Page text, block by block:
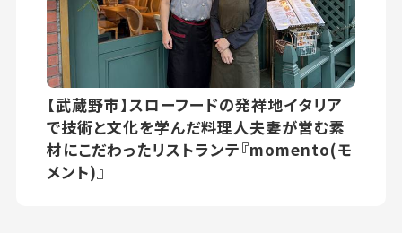
【武蔵野市】スローフードの発祥地イタリア
で技術と文化を学んだ料理人夫妻が営む素
材にこだわったリストランテ『momento(モ
メント)』